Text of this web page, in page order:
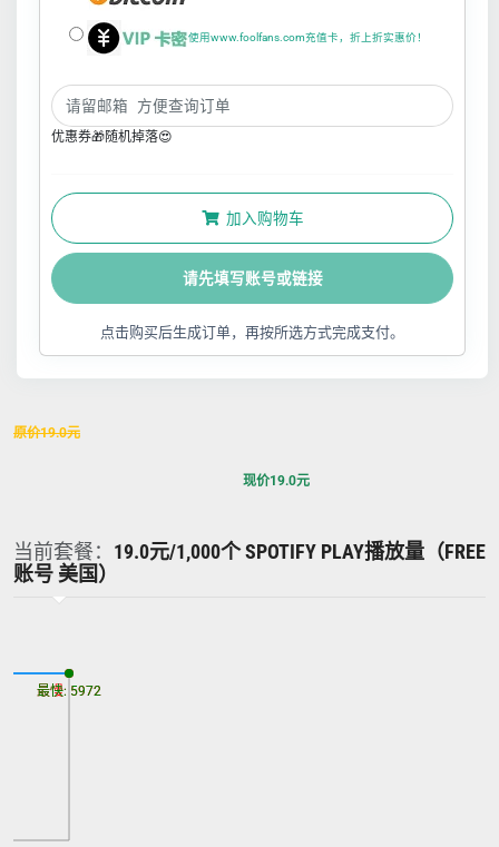
使用www.foolfans.com充值卡，折上折实惠价！
优惠券🎁随机掉落😍
加入购物车
请先填写账号或链接
点击购买后生成订单，再按所选方式完成支付。
原价19.0元
现价19.0元
当前套餐： 19.0元/1,000个 SPOTIFY PLAY播放量（FREE
账号 美国）
最慢: 5972
最快: 5972